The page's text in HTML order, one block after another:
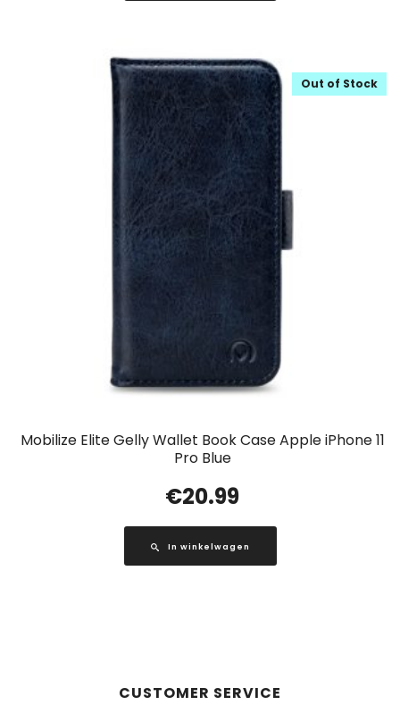
Mobilize Elite Gelly Wallet Book Case Apple iPhone 11
Pro Blue
Out of Stock
€20.99
In winkelwagen
CUSTOMER SERVICE